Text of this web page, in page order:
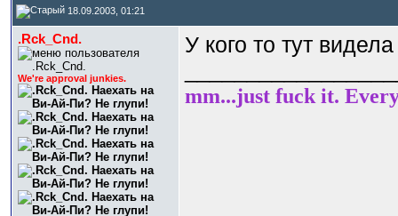
18.09.2003, 01:21
.Rck_Cnd.
We're approval junkies.
У кого то тут
mm...just fuck it.